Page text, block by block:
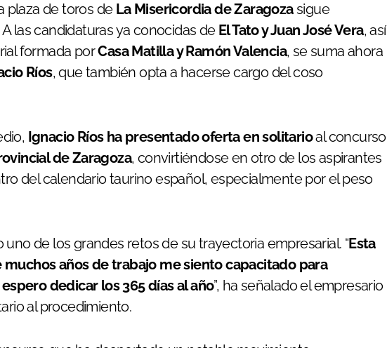
plaza de toros de La Misericordia de Zaragozasigue
las candidaturas ya conocidas de El Tato y Juan José Vera, así
formada porCasa Matilla y Ramón Valencia, se suma ahora
Ríos, que también opta a hacerse cargo del coso
Ignacio Ríos ha presentado oferta en solitarioal concurso
de Zaragoza, convirtiéndose en otro de los aspirantes
del calendario taurino español, especialmente por el peso
de los grandes retos de su trayectoria empresarial. “Esta
muchos años de trabajo me siento capacitado para
dedicar los 365 días al año”, ha señalado el empresario
al procedimiento.